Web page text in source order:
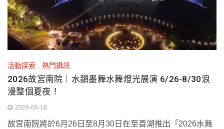
活動探索 , 熱門攝訊
2026故宮南院｜水韻墨舞水舞燈光展演 6/26-8/30浪
漫整個夏夜！
2026-06-16
故宮南院將於6月26日至8月30日在至善湖推出「2026水舞